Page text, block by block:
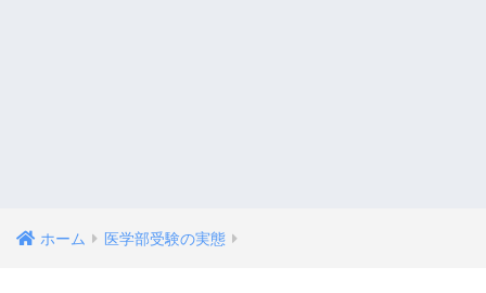
ホーム 医学部受験の実態